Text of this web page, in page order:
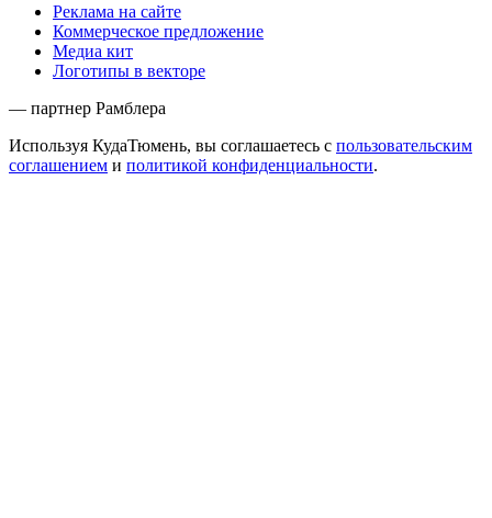
Реклама на сайте
Коммерческое предложение
Медиа кит
Логотипы в векторе
— партнер Рамблера
Используя КудаТюмень, вы соглашаетесь с пользовательским
соглашением и политикой конфиденциальности.